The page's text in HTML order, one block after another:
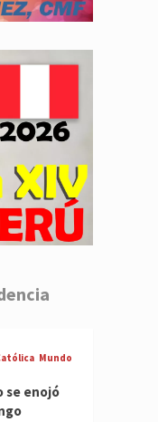
Mundo
se enojó